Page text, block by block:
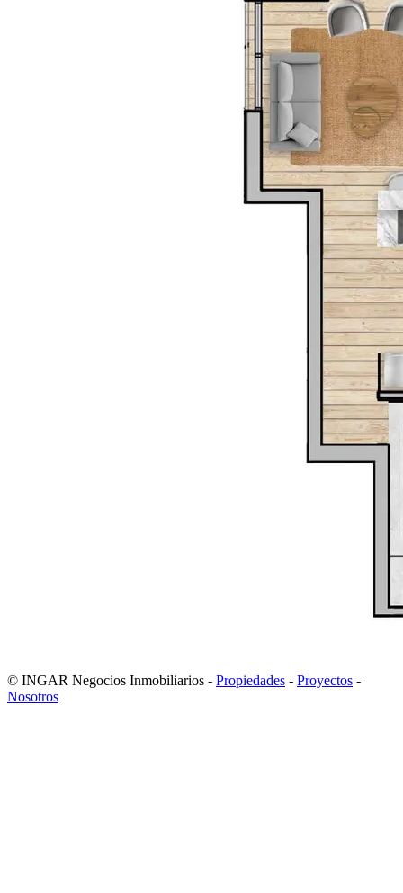
© INGAR Negocios Inmobiliarios - Propiedades - Proyectos -
Nosotros